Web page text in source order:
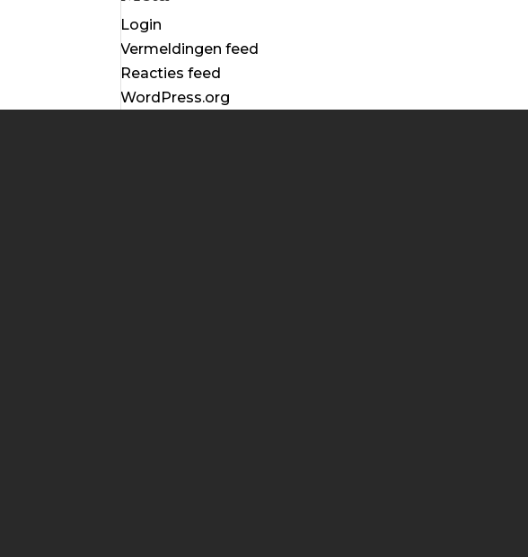
Login
Vermeldingen feed
Reacties feed
WordPress.org